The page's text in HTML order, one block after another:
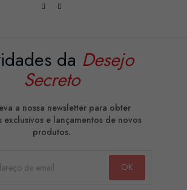
da Desejo
Secreto
a nossa newsletter para obter
exclusivos e lançamentos de novos
produtos.